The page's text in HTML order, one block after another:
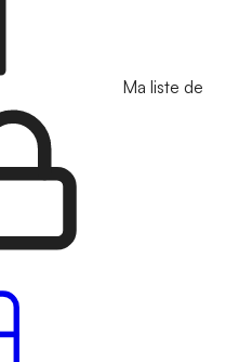
Ma liste de